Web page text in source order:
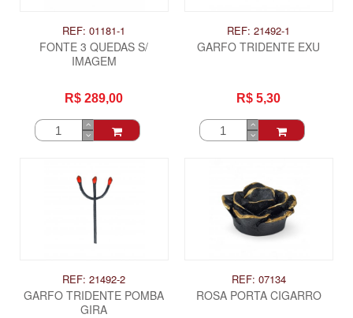
REF: 01181-1
FONTE 3 QUEDAS S/
IMAGEM
R$ 289,00
REF: 21492-1
GARFO TRIDENTE EXU
R$ 5,30
REF: 21492-2
GARFO TRIDENTE POMBA
GIRA
REF: 07134
ROSA PORTA CIGARRO